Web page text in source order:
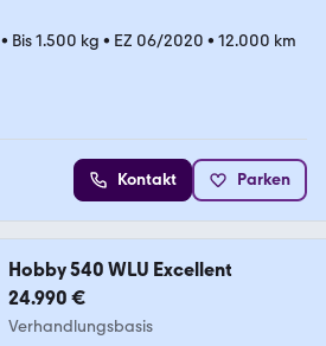
• Bis 1.500 kg • EZ 06/2020 • 12.000 km
Kontakt Parken
Hobby 540 WLU Excellent
24.990 €
Verhandlungsbasis